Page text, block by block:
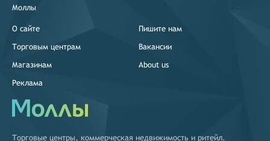
Моллы
О сайте
Торговым центрам
Магазинам
Реклама
Пишите нам
Вакансии
About us
Торговые центры, коммерческая недвижимость и ритейл.